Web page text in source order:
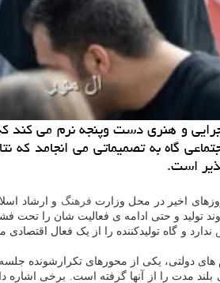
و هنری دست وپنجه نرم می کند که
گاه به تصمیماتی می
است.
اخیر در محل وزارت فرهنگ و ارشاد
تولید و حتی ادامه ی فعالیت شان را تحت
ندارد و گاه تولیدکننده را از یک فعال
دولتی، یکی از محورهای تکرارشونده
بلند مدت را از آنها گرفته است. برخی